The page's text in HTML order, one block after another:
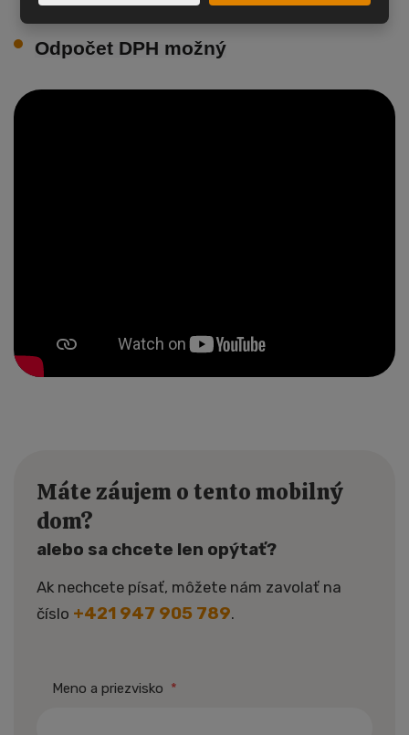
izba s dvoma oddelenými lôžkami
Odpočet DPH možný
Máte záujem o tento mobilný
dom?
alebo sa chcete len opýtať?
Ak nechcete písať, môžete nám zavolať na
číslo +421 947 905 789.
Meno a priezvisko *